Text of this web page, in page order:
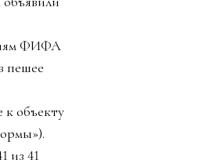
ФИФА
пешее
к объекту
из 41